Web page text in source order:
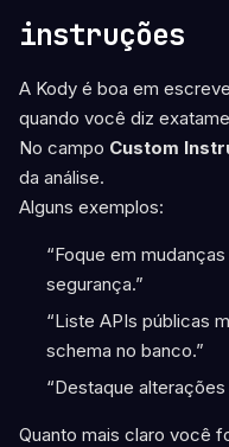
instruções
A Kody é boa em
quando você diz
No campo Custom
da análise.
Alguns exemplos:
“Foque em
segurança.”
“Liste APIs públicas
schema no banco.”
“Destaque
Quanto mais claro você